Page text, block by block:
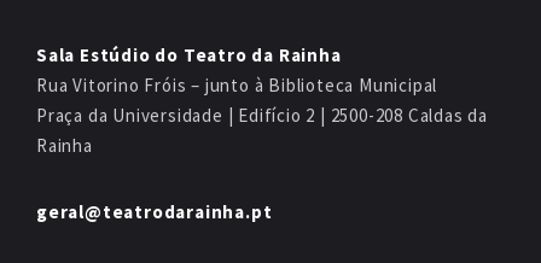
Sala Estúdio do Teatro da Rainha
Rua Vitorino Fróis – junto à Biblioteca Municipal
Praça da Universidade | Edifício 2 | 2500-208 Caldas da
Rainha
geral@teatrodarainha.pt